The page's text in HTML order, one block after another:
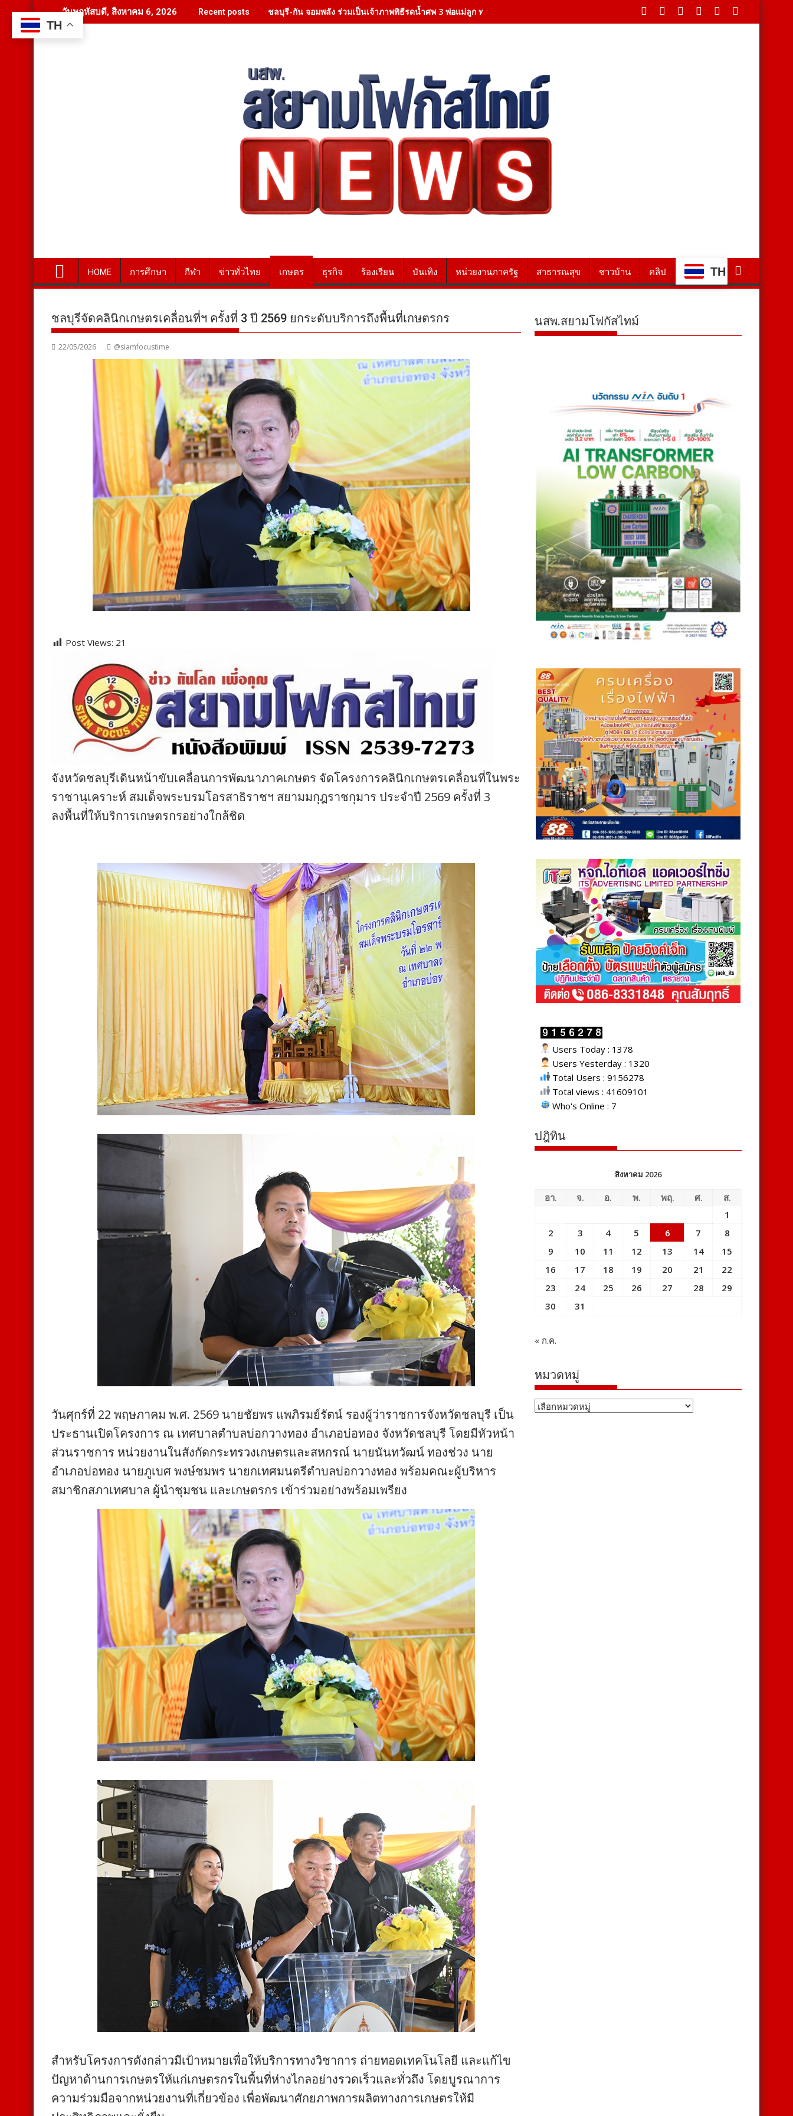
to
content
วันพฤหัสบดี, สิงหาคม 6, 2026 Recent posts ชลบุรี-กัน จอมพลัง ร่วมเป็นเจ้าภาพพิธีรดน้ำศพ 3 พ่อแม่ลูก ท่ามกลางบรรยากาศโศกเศร้า ที่วัดเขาบุญ
HOME การศึกษา กีฬา ข่าวทั่วไทย เกษตร ธุรกิจ ร้องเรียน บันเทิง หน่วยงานภาครัฐ สาธารณสุข ชาวบ้าน คลิป TH
ชลบุรีจัดคลินิกเกษตรเคลื่อนที่ฯ ครั้งที่ 3 ปี 2569 ยกระดับบริการถึงพื้นที่เกษตรกร
22/05/2026 @siamfocustime
Post Views: 21
จังหวัดชลบุรีเดินหน้าขับเคลื่อนการพัฒนาภาคเกษตร จัดโครงการคลินิกเกษตรเคลื่อนที่ในพระ
ราชานุเคราะห์ สมเด็จพระบรมโอรสาธิราชฯ สยามมกุฎราชกุมาร ประจำปี 2569 ครั้งที่ 3
ลงพื้นที่ให้บริการเกษตรกรอย่างใกล้ชิด
วันศุกร์ที่ 22 พฤษภาคม พ.ศ. 2569 นายชัยพร แพภิรมย์รัตน์ รองผู้ว่าราชการจังหวัดชลบุรี เป็น
ประธานเปิดโครงการ ณ เทศบาลตำบลบ่อกวางทอง อำเภอบ่อทอง จังหวัดชลบุรี โดยมีหัวหน้า
ส่วนราชการ หน่วยงานในสังกัดกระทรวงเกษตรและสหกรณ์ นายนันทวัฒน์ ทองช่วง นาย
อำเภอบ่อทอง นายภูเบศ พงษ์ชมพร นายกเทศมนตรีตำบลบ่อกวางทอง พร้อมคณะผู้บริหาร
สมาชิกสภาเทศบาล ผู้นำชุมชน และเกษตรกร เข้าร่วมอย่างพร้อมเพรียง
สำหรับโครงการดังกล่าวมีเป้าหมายเพื่อให้บริการทางวิชาการ ถ่ายทอดเทคโนโลยี และแก้ไข
ปัญหาด้านการเกษตรให้แก่เกษตรกรในพื้นที่ห่างไกลอย่างรวดเร็วและทั่วถึง โดยบูรณาการ
ความร่วมมือจากหน่วยงานที่เกี่ยวข้อง เพื่อพัฒนาศักยภาพการผลิตทางการเกษตรให้มี
นสพ.สยามโฟกัสไทม์
Users Today : 1378
Users Yesterday : 1320
Total Users : 9156278
Total views : 41609101
Who's Online : 7
ปฎิทิน
สิงหาคม 2026
อา. จ. อ. พ. พฤ. ศ.
ส.
1
2
3 4 5 6 7
8
9
10 11 12 13 14
15
16
17 18 19 20 21
22
23
24 25 26 27 28
29
30
31
« ก.ค.
หมวดหมู่
หมวด
TH